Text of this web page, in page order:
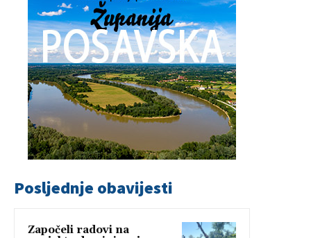
Posljednje obavijesti
Započeli radovi na